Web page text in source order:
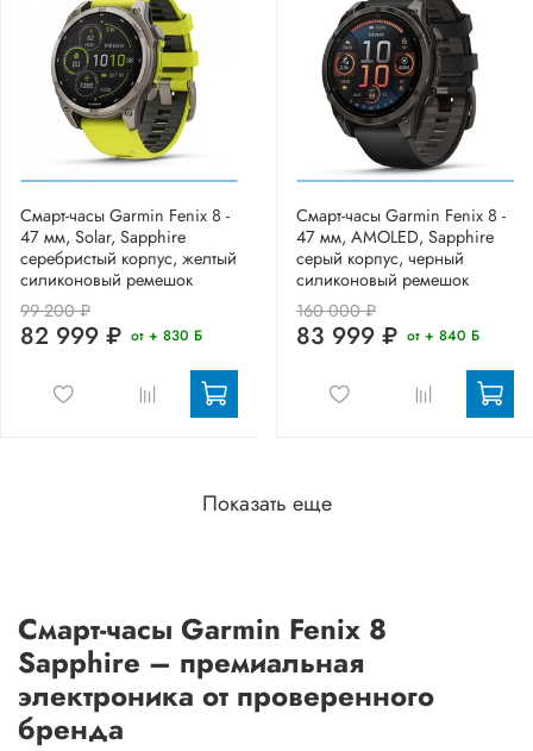
Смарт-часы Garmin Fenix 8 -
47 мм, Solar, Sapphire
серебристый корпус, желтый
силиконовый ремешок
99 200 ₽
82 999 ₽ от + 830 Б
Смарт-часы Garmin Fenix 8 -
47 мм, AMOLED, Sapphire
серый корпус, черный
силиконовый ремешок
160 000 ₽
83 999 ₽ от + 840 Б
Показать еще
Смарт-часы Garmin Fenix 8
Sapphire – премиальная
электроника от проверенного
бренда